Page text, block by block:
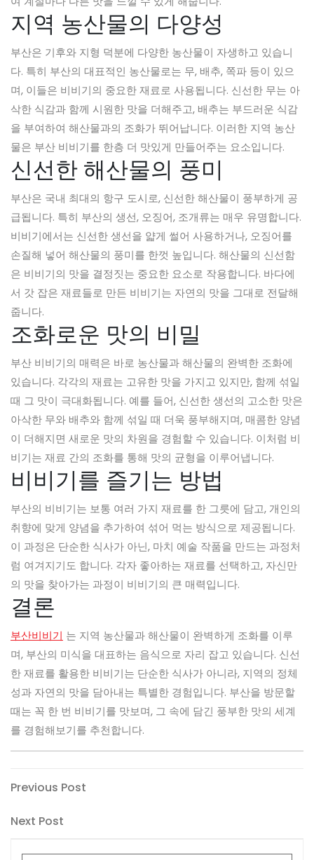
지역 농산물의 다양성
부산은 기후와 지형 덕분에 다양한 농산물이 자생하고 있습니
다. 특히 부산의 대표적인 농산물로는 무, 배추, 쪽파 등이 있으
며, 이들은 비비기의 중요한 재료로 사용됩니다. 신선한 무는 아
삭한 식감과 함께 시원한 맛을 더해주고, 배추는 부드러운 식감
을 부여하여 해산물과의 조화가 뛰어납니다. 이러한 지역 농산
물은 부산 비비기를 한층 더 맛있게 만들어주는 요소입니다.
신선한 해산물의 풍미
부산은 국내 최대의 항구 도시로, 신선한 해산물이 풍부하게 공
급됩니다. 특히 부산의 생선, 오징어, 조개류는 매우 유명합니다.
비비기에서는 신선한 생선을 얇게 썰어 사용하거나, 오징어를
손질해 넣어 해산물의 풍미를 한껏 높입니다. 해산물의 신선함
은 비비기의 맛을 결정짓는 중요한 요소로 작용합니다. 바다에
서 갓 잡은 재료들로 만든 비비기는 자연의 맛을 그대로 전달해
줍니다.
조화로운 맛의 비밀
부산 비비기의 매력은 바로 농산물과 해산물의 완벽한 조화에
있습니다. 각각의 재료는 고유한 맛을 가지고 있지만, 함께 섞일
때 그 맛이 극대화됩니다. 예를 들어, 신선한 생선의 고소한 맛은
아삭한 무와 배추와 함께 섞일 때 더욱 풍부해지며, 매콤한 양념
이 더해지면 새로운 맛의 차원을 경험할 수 있습니다. 이처럼 비
비기는 재료 간의 조화를 통해 맛의 균형을 이루어냅니다.
비비기를 즐기는 방법
부산의 비비기는 보통 여러 가지 재료를 한 그릇에 담고, 개인의
취향에 맞게 양념을 추가하여 섞어 먹는 방식으로 제공됩니다.
이 과정은 단순한 식사가 아닌, 마치 예술 작품을 만드는 과정처
럼 여겨지기도 합니다. 각자 좋아하는 재료를 선택하고, 자신만
의 맛을 찾아가는 과정이 비비기의 큰 매력입니다.
결론
부산비비기 는 지역 농산물과 해산물이 완벽하게 조화를 이루
며, 부산의 미식을 대표하는 음식으로 자리 잡고 있습니다. 신선
한 재료를 활용한 비비기는 단순한 식사가 아니라, 지역의 정체
성과 자연의 맛을 담아내는 특별한 경험입니다. 부산을 방문할
때는 꼭 한 번 비비기를 맛보며, 그 속에 담긴 풍부한 맛의 세계
를 경험해보기를 추천합니다.
Post
navigation
Previous
Previous Post
Next
Next Post